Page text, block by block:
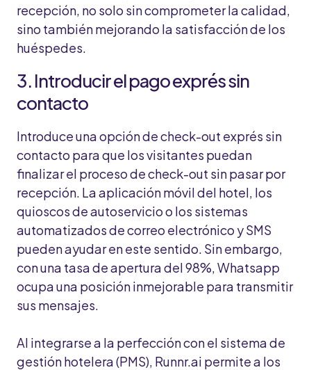
recepción, no solo sin comprometer la calidad,
sino también mejorando la satisfacción de los
huéspedes.
3. Introducir el pago exprés sin
contacto
Introduce una opción de check-out exprés sin
contacto para que los visitantes puedan
finalizar el proceso de check-out sin pasar por
recepción. La aplicación móvil del hotel, los
quioscos de autoservicio o los sistemas
automatizados de correo electrónico y SMS
pueden ayudar en este sentido. Sin embargo,
con una tasa de apertura del 98%, Whatsapp
ocupa una posición inmejorable para transmitir
sus mensajes.
Al integrarse a la perfección con el sistema de
gestión hotelera (PMS), Runnr.ai permite a los